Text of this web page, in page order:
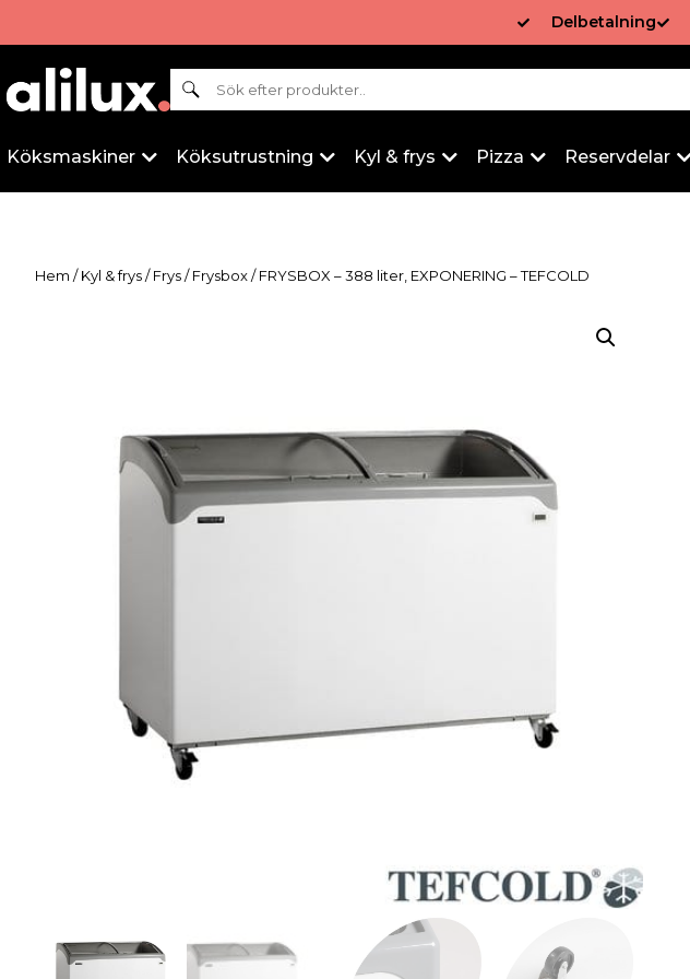
Delbetalning
Sök
Köksmaskiner Köksutrustning Kyl & frys Pizza Reservdelar
Hem /Kyl & frys/Frys/Frysbox/ FRYSBOX – 388 liter, EXPONERING – TEFCOLD